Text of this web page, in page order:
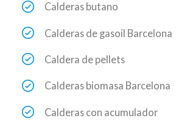
Calderas butano
Calderas de gasoil Barcelona
Caldera de pellets
Calderas biomasa Barcelona
Calderas con acumulador